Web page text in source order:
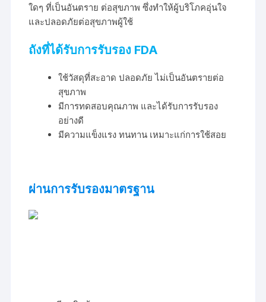
ใดๆ ที่เป็นอันตราย ต่อสุขภาพ ซึ่งทำให้ผู้บริโภคอุ่นใจ
และปลอดภัยต่อสุขภาพผู้ใช้
ถังที่ได้รับการรับรอง FDA
ใช้วัสดุที่สะอาด ปลอดภัย ไม่เป็นอันตรายต่อ
สุขภาพ
มีการทดสอบคุณภาพ และได้รับการรับรอง
อย่างดี
มีความแข็งแรง ทนทาน เหมาะแก่การใช้สอย
ผ่านการรับรองมาตรฐาน